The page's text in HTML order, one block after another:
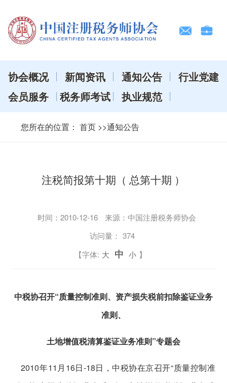
协会概况 新闻资讯 通知公告
行业党建
会员服务
税务师考试 执业规范
您所在的位置： 首页 >>通知公告
注税简报第十期（ 总第十期 ）
时间：2010-12-16
来源：中国注册税务师协会
访问量： 374
【字体: 大 中 小 】
中税协召开“质量控制准则、资产损失税前扣除鉴证业务
准则、
土地增值税清算鉴证业务准则”专题会
2010年11月16日-18日，中税协在京召开“质量控制准